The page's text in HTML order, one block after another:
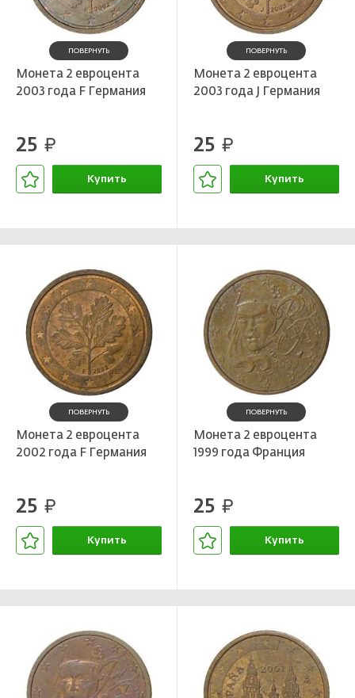
ПОВЕРНУТЬ
Монета 2 евроцента
2003 года F Германия
25 руб.
Купить
ПОВЕРНУТЬ
Монета 2 евроцента
2003 года J Германия
25 руб.
Купить
ПОВЕРНУТЬ
Монета 2 евроцента
2002 года F Германия
25 руб.
Купить
ПОВЕРНУТЬ
Монета 2 евроцента
1999 года Франция
25 руб.
Купить